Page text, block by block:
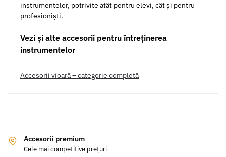
instrumentelor, potrivite atât pentru elevi, cât și pentru
profesioniști.
Vezi și alte accesorii pentru întreținerea
instrumentelor
Accesorii vioară – categorie completă
Accesorii premium
Cele mai competitive prețuri